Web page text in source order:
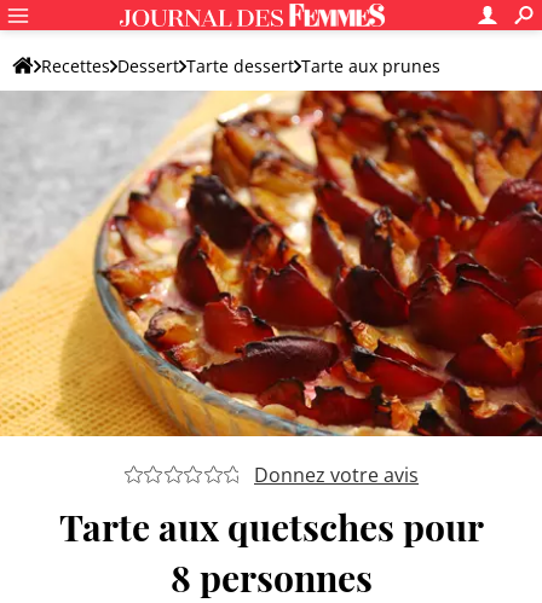
Recettes Dessert Tarte dessert Tarte aux prunes
Donnez votre avis
Tarte aux quetsches pour
8 personnes